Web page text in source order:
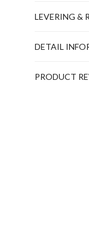
LEVERING &
DETAIL
PRODUCT